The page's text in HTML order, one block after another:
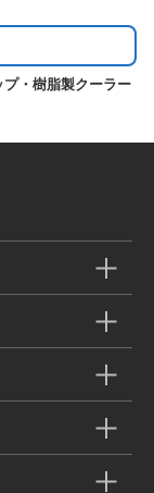
・樹脂製クーラー